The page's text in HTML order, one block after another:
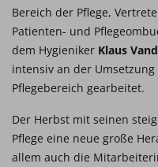
Bereich der Pflege,
Patienten- und
dem Hygieniker Klaus
intensiv an der
Pflegebereich gearbeitet.
Der Herbst mit seinen
Pflege eine neue große
allem auch die